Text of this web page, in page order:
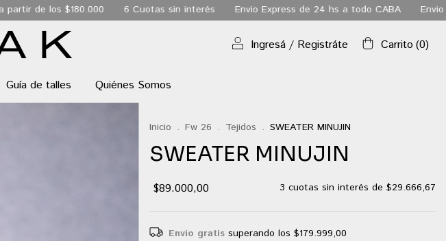
6 Cuotas sin interés Envio Express de 24 hs a todo CABA Envio gratis a todo el pais a
Ingresá / Registráte Carrito (0)
Guía de talles Quiénes Somos
Inicio . Fw 26 . Tejidos . SWEATER MINUJIN
SWEATER MINUJIN
$89.000,00 3 cuotas sin interés de $29.666,67
Envío gratis superando los $179.999,00